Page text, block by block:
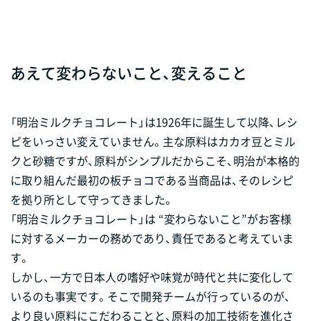
あえて変わらないこと、変えること
「明治ミルクチョコレート」は1926年に誕生して以降、レシ
ピをいっさい変えていません。主な原料はカカオ豆とミル
クと砂糖ですが、原料がシンプルだからこそ、明治が本格的
に取り組んだ最初の板チョコである当商品は、そのレシピ
を拠り所として守ってきました。
「明治ミルクチョコレート」は “変わらないこと”がお客様
に対するメーカーの務めであり、責任であると考えていま
す。
しかし、一方で日本人の嗜好や味覚が時代と共に変化して
いるのも事実です。そこで開発チームが行っているのが、
より良い原料にこだわることと、原料の加工技術を進化さ